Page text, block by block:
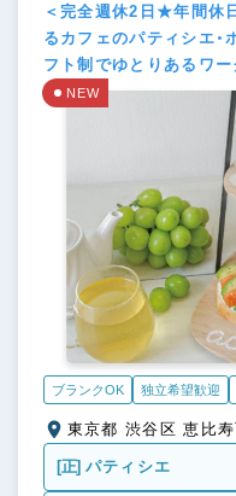
＜完全週休2日★年間休
るカフェのパティシエ・
フト制でゆとりあるワ
NEW
ブランクOK 独立希望歓迎
東京都 渋谷区 恵
[正] パティシエ